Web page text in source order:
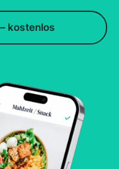
kostenlos